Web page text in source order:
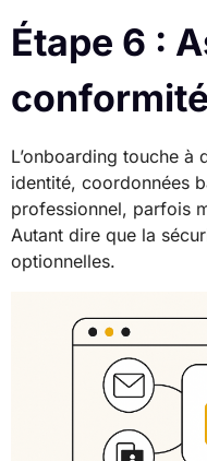
Étape 6 :
L’onboarding touche à
identité, coordonnées
professionnel, parfois
Autant dire que la
optionnelles.